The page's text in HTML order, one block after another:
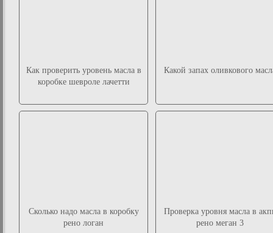
Как проверить уровень масла в
коробке шевроле лачетти
Какой запах оливкового
Сколько надо масла в коробку
рено логан
Проверка уровня масла в
рено меган 3